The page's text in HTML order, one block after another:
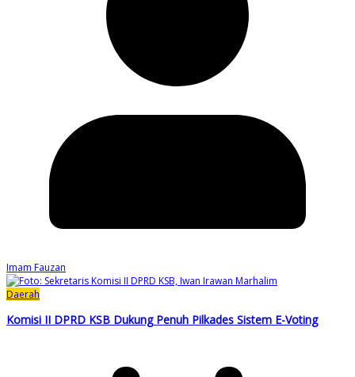
Imam Fauzan
Daerah
Komisi II DPRD KSB Dukung Penuh Pilkades Sistem E-Voting